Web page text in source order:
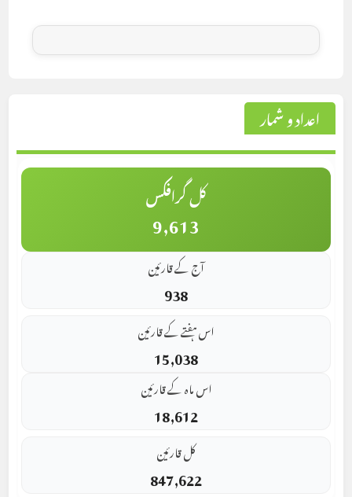
اعداد و شمار
کل گرافکس
9,613
آج کے قارئین
938
اس ہفتے کے قارئین
15,038
اس ماہ کے قارئین
18,612
کل قارئین
847,622